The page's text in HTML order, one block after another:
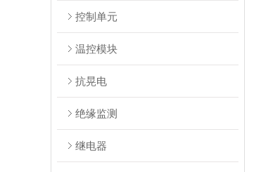
控制单元
温控模块
抗晃电
绝缘监测
继电器